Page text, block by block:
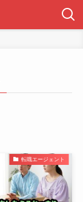
転職エージェント